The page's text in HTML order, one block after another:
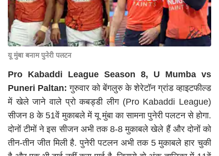
यू मुंबा बनाम पुनेरी पलटन
Pro Kabaddi League Season 8, U Mumba vs
Puneri Paltan: गुरुवार को बेंगलुरु के शेरेटॉन ग्रांड व्हाइटफील्ड
में खेले जाने वाले प्रो कबड्डी लीग (Pro Kabaddi League)
सीजन 8 के 51वें मुकाबले में यू मुंबा का सामना पुनेरी पलटन से होगा.
दोनों टीमों ने इस सीजन अभी तक 8-8 मुकाबले खेले हैं और दोनों को
तीन-तीन जीत मिली है. पुनेरी पटलन अभी तक 5 मुकाबले हार चुकी